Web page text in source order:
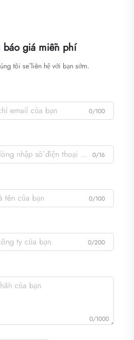
báo giá miễn phí
tôi sẽ liên hệ với bạn sớm.
0/100
0/16
0/100
0/200
0/1000